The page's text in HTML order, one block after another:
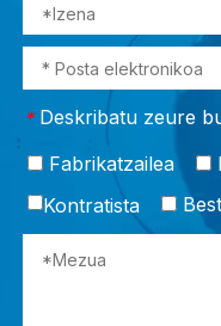
* Deskribatu zeure
Fabrikatzailea
Kontratista